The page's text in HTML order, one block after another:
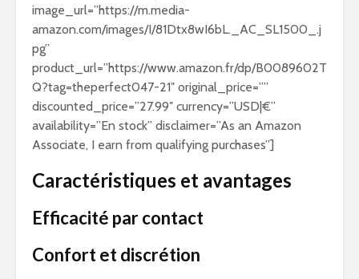
image_url=”https://m.media-
amazon.com/images/I/81Dtx8wI6bL._AC_SL1500_.j
pg”
product_url=”https://www.amazon.fr/dp/B0089602T
Q?tag=theperfect047-21″ original_price=””
discounted_price=”27.99″ currency=”USD|€”
availability=”En stock” disclaimer=”As an Amazon
Associate, I earn from qualifying purchases”]
Caractéristiques et avantages
Efficacité par contact
Confort et discrétion